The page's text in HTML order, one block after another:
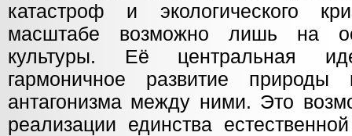
катастроф и экологического
масштабе возможно лишь на
культуры. Её центральная
гармоничное развитие
антагонизма между ними. Это
реализации единства